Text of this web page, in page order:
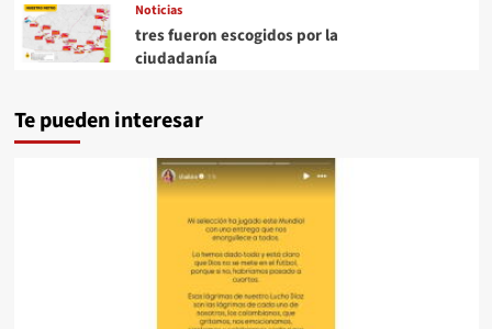
Noticias
tres fueron escogidos por la
ciudadanía
Te pueden interesar